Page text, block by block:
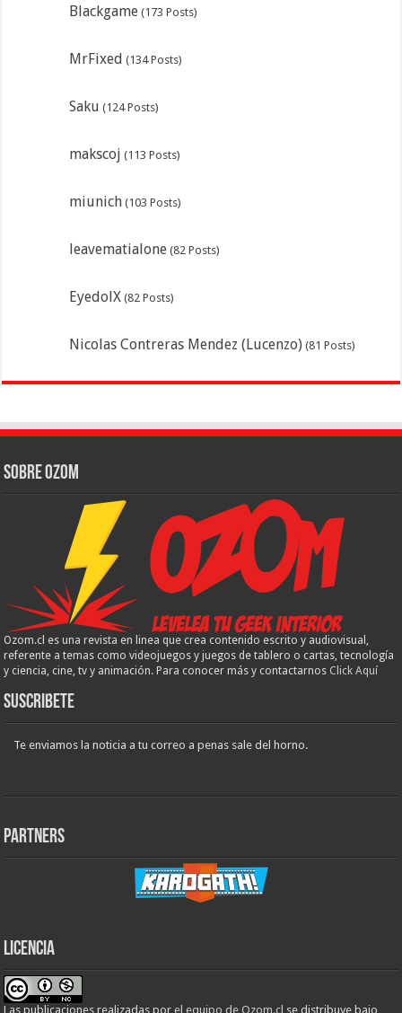
Blackgame (173 Posts)
MrFixed (134 Posts)
Saku (124 Posts)
makscoj (113 Posts)
miunich (103 Posts)
leavematialone (82 Posts)
EyedolX (82 Posts)
Nicolas Contreras Mendez (Lucenzo) (81 Posts)
Sobre Ozom
Ozom.cl es una revista en linea que crea contenido escrito y audiovisual,
referente a temas como videojuegos y juegos de tablero o cartas, tecnología
y ciencia, cine, tv y animación. Para conocer más y contactarnos Click Aquí
Suscribete
Te enviamos la noticia a tu correo a penas sale del horno.
Partners
Licencia
Las publicaciones realizadas por el equipo de Ozom.cl se distribuye bajo